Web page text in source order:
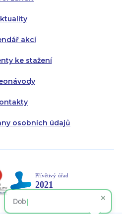
akcí
ke stažení
osobních údajů